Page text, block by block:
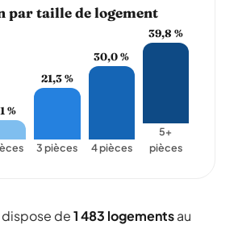
par taille de logement
%
21,3 %
3 pièces
30,0 %
4 pièces
39,8 %
5+
pièces
dispose de1 483 logementsau